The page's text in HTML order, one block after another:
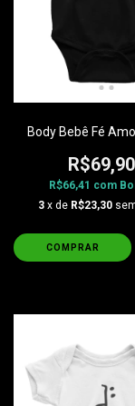
Body Bebê Fé
R$69,90
R$66,41 com
3 x de R$23,30
COMPRAR